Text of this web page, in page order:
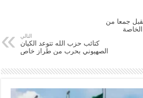
جمعا من
التالي
كتائب حزب الله تتوعد الكيان
الصهيوني بحرب من طراز خاص